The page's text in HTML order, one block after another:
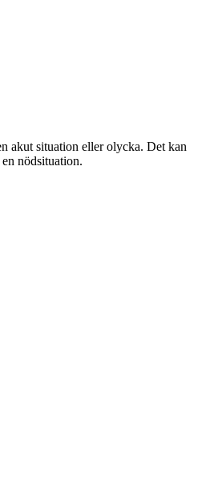
akut situation eller olycka. Det kan
nödsituation.